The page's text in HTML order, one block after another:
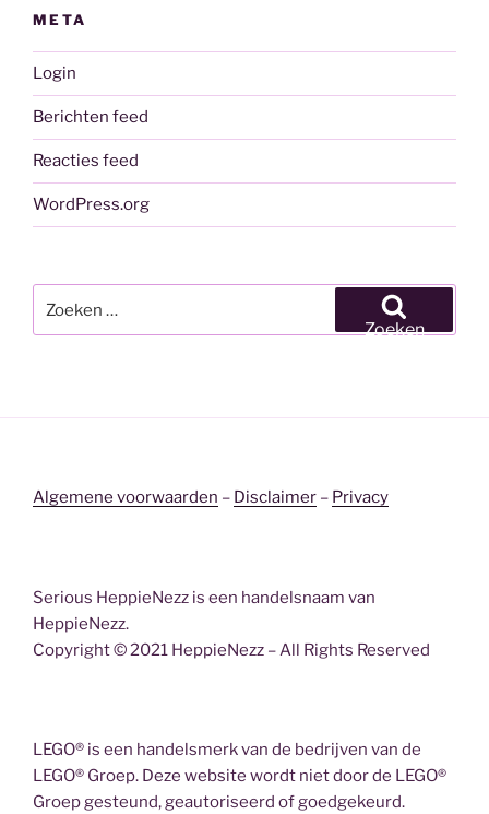
META
Login
Berichten feed
Reacties feed
WordPress.org
naar:
Zoeken
Algemene voorwaarden – Disclaimer – Privacy
Serious HeppieNezz is een handelsnaam van
HeppieNezz.
Copyright © 2021 HeppieNezz – All Rights Reserved
LEGO® is een handelsmerk van de bedrijven van de
LEGO® Groep. Deze website wordt niet door de LEGO®
Groep gesteund, geautoriseerd of goedgekeurd.